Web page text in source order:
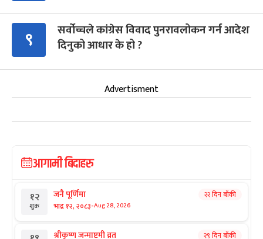
९
सर्वोच्चले कांग्रेस विवाद पुनरावलोकन गर्न आदेश
दिनुको आधार के हो ?
Advertisment
आगामी बिदाहरु
१२
शुक्र
जनै पूर्णिमा
भाद्र १२, २०८३-Aug 28, 2026
२२ दिन बाँकी
श्रीकृष्ण जन्माष्टमी व्रत २९ दिन बाँकी